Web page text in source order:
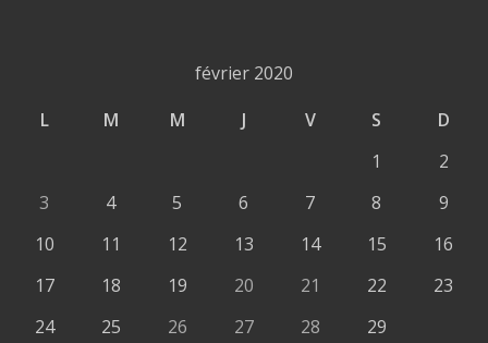
février 2020
L
M M J V S
D
1
2
3
4 5 6 7 8
9
10
11 12 13 14 15
16
17
18 19 20 21 22
23
24
25 26 27 28 29